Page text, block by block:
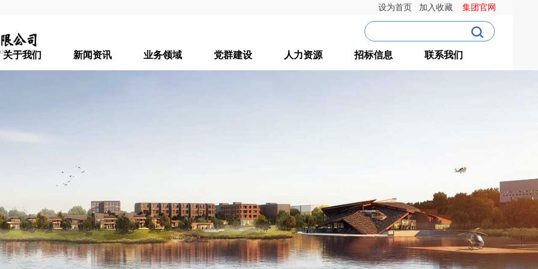
设为首页 加入收藏 集团官网
关于我们 新闻资讯 业务领域 党群建设 人力资源 招标信息 联系我们